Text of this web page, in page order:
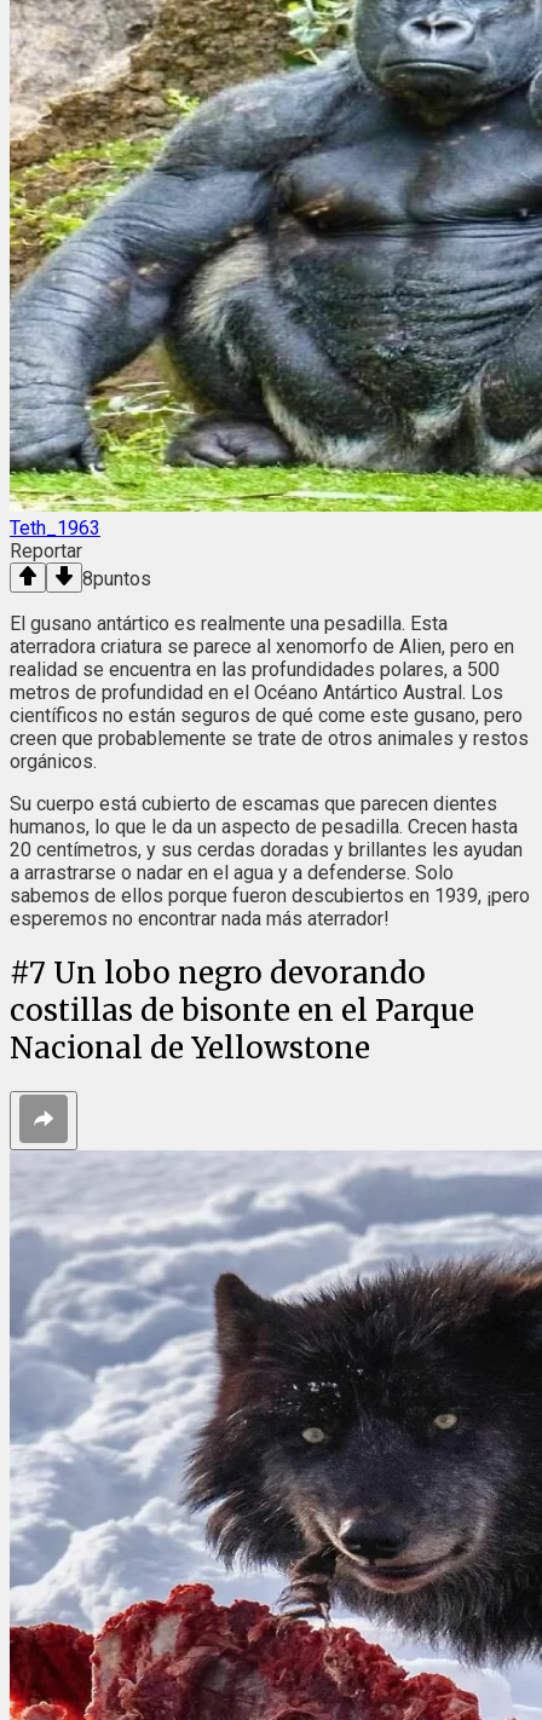
Teth_1963
Reportar
8puntos
El gusano antártico es realmente una pesadilla. Esta
aterradora criatura se parece al xenomorfo de Alien, pero en
realidad se encuentra en las profundidades polares, a 500
metros de profundidad en el Océano Antártico Austral. Los
científicos no están seguros de qué come este gusano, pero
creen que probablemente se trate de otros animales y restos
orgánicos.
Su cuerpo está cubierto de escamas que parecen dientes
humanos, lo que le da un aspecto de pesadilla. Crecen hasta
20 centímetros, y sus cerdas doradas y brillantes les ayudan
a arrastrarse o nadar en el agua y a defenderse. Solo
sabemos de ellos porque fueron descubiertos en 1939, ¡pero
esperemos no encontrar nada más aterrador!
#7 Un lobo negro devorando
costillas de bisonte en el Parque
Nacional de Yellowstone